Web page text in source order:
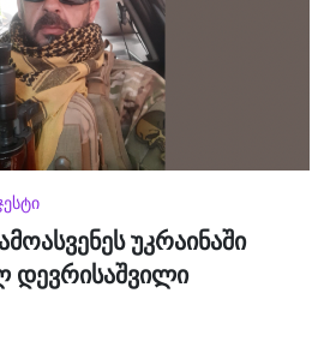
უკრაინაში
დევრისაშვილი